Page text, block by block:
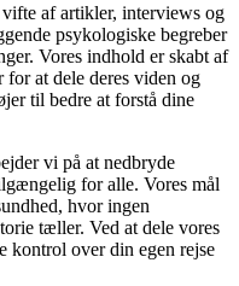
af artikler, interviews og
psykologiske begreber
Vores indhold er skabt af
at dele deres viden og
til bedre at forstå dine
vi på at nedbryde
for alle. Vores mål
hvor ingen
tæller. Ved at dele vores
kontrol over din egen rejse